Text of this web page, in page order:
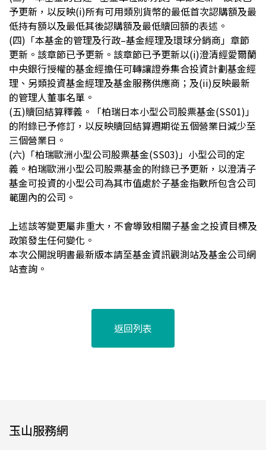
予更新，以反映(i)所有可用類別貨幣的最低首次認購額及最
低持有額以及最低其後認購額及最低贖回額的表述。
(四) 「本基金的管理及行政–基金經理及環球分銷商」章節
更新。該章節已予更新。該章節已予更新以(i)澄清經愛爾蘭
中央銀行授權的基金經擔任可轉讓證券集合投資計劃基金經
理、另類投資基金經理及基金服務供應商；及(ii)反映最新
的管理人董事名單。
(五)贖回結算釋義。「柏瑞日本小型公司股票基金(SS01)」
的附錄已予修訂，以反映贖回結算週期從五個營業日減少至
三個營業日。
(六) 「柏瑞歐洲小型公司股票基金(SS03)」小型公司的定
義。柏瑞歐洲小型公司股票基金的附錄已予更新，以澄清子
基金可投資的小型公司為其市值處於子基金指數所包含公司
範圍內的公司。
上述該等變更屬非重大，不會導致相關子基金之投資目標及
政策發生任何變化。
本次公開說明書最新版本請至基金資訊觀測站及基金公司網
站查詢。
返回列表
玉山服務網